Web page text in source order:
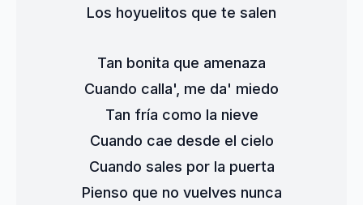
Los hoyuelitos que te salen
Tan bonita que amenaza
Cuando calla', me da' miedo
Tan fría como la nieve
Cuando cae desde el cielo
Cuando sales por la puerta
Pienso que no vuelves nunca